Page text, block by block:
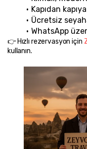
Kapıdan
Ücretsiz
WhatsApp
👉 Hızlı rezervasyon için
kullanın.